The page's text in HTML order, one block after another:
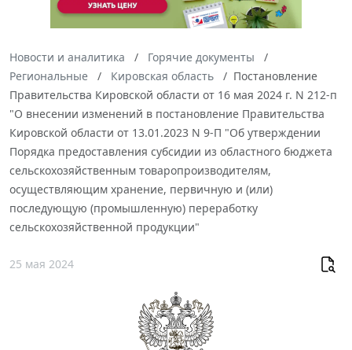
Новости и аналитика
Горячие документы
Региональные
Кировская область
Постановление
Правительства Кировской области от 16 мая 2024 г. N 212-п
"О внесении изменений в постановление Правительства
Кировской области от 13.01.2023 N 9-П "Об утверждении
Порядка предоставления субсидии из областного бюджета
сельскохозяйственным товаропроизводителям,
осуществляющим хранение, первичную и (или)
последующую (промышленную) переработку
сельскохозяйственной продукции"
25 мая 2024